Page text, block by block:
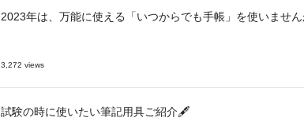
2023年は、万能に使える「いつからでも手帳」を使いませ
3,272 views
試験の時に使いたい筆記用具ご紹介🖋